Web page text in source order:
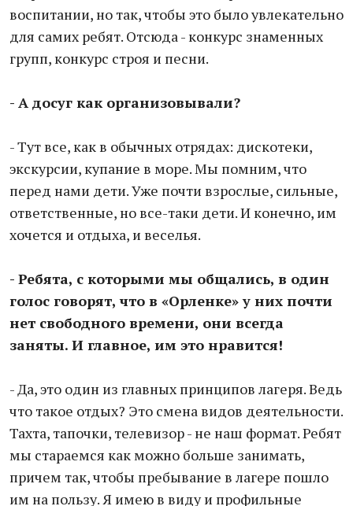
воспитании, но так, чтобы это было увлекательно
для самих ребят. Отсюда - конкурс знаменных
групп, конкурс строя и песни.
- А досуг как организовывали?
- Тут все, как в обычных отрядах: дискотеки,
экскурсии, купание в море. Мы помним, что
перед нами дети. Уже почти взрослые, сильные,
ответственные, но все-таки дети. И конечно, им
хочется и отдыха, и веселья.
- Ребята, с которыми мы общались, в один
голос говорят, что в «Орленке» у них почти
нет свободного времени, они всегда
заняты. И главное, им это нравится!
- Да, это один из главных принципов лагеря. Ведь
что такое отдых? Это смена видов деятельности.
Тахта, тапочки, телевизор - не наш формат. Ребят
мы стараемся как можно больше занимать,
причем так, чтобы пребывание в лагере пошло
им на пользу. Я имею в виду и профильные